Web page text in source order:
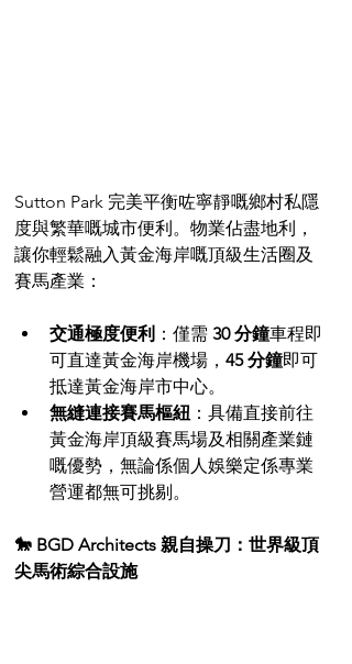
Sutton Park 完美平衡咗寧靜嘅鄉村私隱
度與繁華嘅城市便利。物業佔盡地利，
讓你輕鬆融入黃金海岸嘅頂級生活圈及
賽馬產業：
交通極度便利 ：僅需 30 分鐘車程即
可直達黃金海岸機場， 45 分鐘即可
抵達黃金海岸市中心。
無縫連接賽馬樞紐 ：具備直接前往
黃金海岸頂級賽馬場及相關產業鏈
嘅優勢，無論係個人娛樂定係專業
營運都無可挑剔。
🐎 BGD Architects 親自操刀：世界級頂
尖馬術綜合設施